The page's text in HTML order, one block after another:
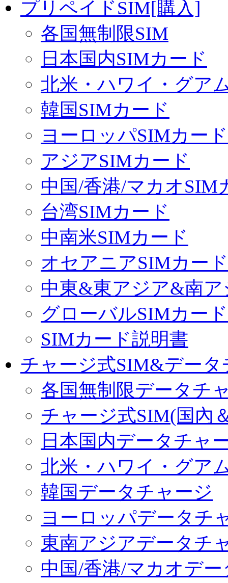
プリペイドSIM[購入]
各国無制限SIM
日本国内SIMカード
北米・ハワイ・グア
韓国SIMカード
ヨーロッパSIMカード
アジアSIMカード
中国/香港/マカオSIM
台湾SIMカード
中南米SIMカード
オセアニアSIMカード
中東&東アジア&南
グローバルSIMカード
SIMカード説明書
チャージ式SIM&デー
各国無制限データチ
チャージ式SIM(国內
日本国内データチャ
北米・ハワイ・グア
韓国データチャージ
ヨーロッパデータチ
東南アジアデータチ
中国/香港/マカオデ